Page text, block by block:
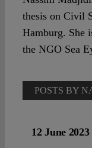
thesis on Civil
Hamburg. She
the NGO Sea
POSTS BY
12 June 2023